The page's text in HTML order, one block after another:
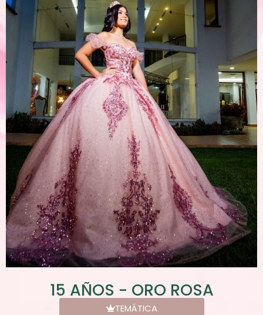
15 AÑOS - ORO ROSA
TEMÁTICA